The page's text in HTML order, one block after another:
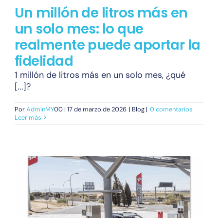
Un millón de litros más en
un solo mes: lo que
realmente puede aportar la
fidelidad
1 millón de litros más en un solo mes, ¿qué
[...]?
PorAdminMY00 | 17 de marzo de 2026 | Blog | 0 comentarios
Leer más